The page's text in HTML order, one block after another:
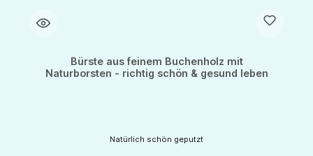
Bürste aus feinem Buchenholz mit
Naturborsten - richtig schön & gesund leben
Natürlich schön geputzt